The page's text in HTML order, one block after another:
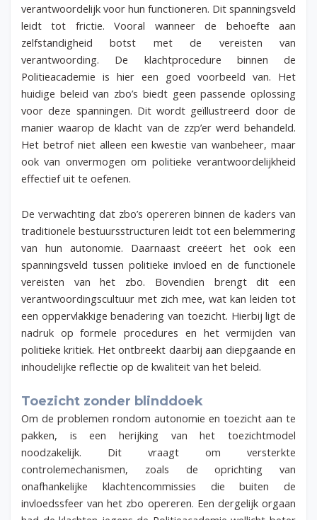
verantwoordelijk voor hun functioneren. Dit spanningsveld
leidt tot frictie. Vooral wanneer de behoefte aan
zelfstandigheid botst met de vereisten van
verantwoording. De klachtprocedure binnen de
Politieacademie is hier een goed voorbeeld van. Het
huidige beleid van zbo’s biedt geen passende oplossing
voor deze spanningen. Dit wordt geïllustreerd door de
manier waarop de klacht van de zzp’er werd behandeld.
Het betrof niet alleen een kwestie van wanbeheer, maar
ook van onvermogen om politieke verantwoordelijkheid
effectief uit te oefenen.
De verwachting dat zbo’s opereren binnen de kaders van
traditionele bestuursstructuren leidt tot een belemmering
van hun autonomie. Daarnaast creëert het ook een
spanningsveld tussen politieke invloed en de functionele
vereisten van het zbo. Bovendien brengt dit een
verantwoordingscultuur met zich mee, wat kan leiden tot
een oppervlakkige benadering van toezicht. Hierbij ligt de
nadruk op formele procedures en het vermijden van
politieke kritiek. Het ontbreekt daarbij aan diepgaande en
inhoudelijke reflectie op de kwaliteit van het beleid.
Toezicht zonder blinddoek
Om de problemen rondom autonomie en toezicht aan te
pakken, is een herijking van het toezichtmodel
noodzakelijk. Dit vraagt om versterkte
controlemechanismen, zoals de oprichting van
onafhankelijke klachtencommissies die buiten de
invloedssfeer van het zbo opereren. Een dergelijk orgaan